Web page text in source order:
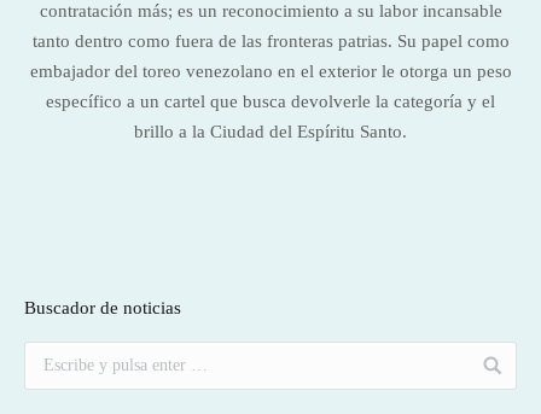
contratación más; es un reconocimiento a su labor incansable
tanto dentro como fuera de las fronteras patrias. Su papel como
embajador del toreo venezolano en el exterior le otorga un peso
específico a un cartel que busca devolverle la categoría y el
brillo a la Ciudad del Espíritu Santo.
Buscador de noticias